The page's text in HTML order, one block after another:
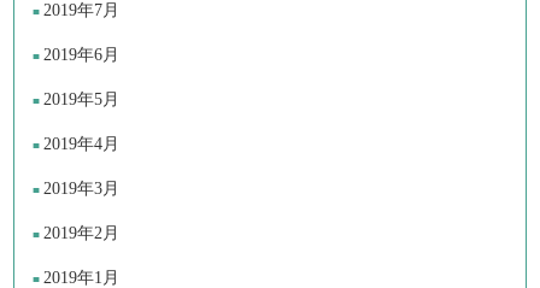
2019年7月
2019年6月
2019年5月
2019年4月
2019年3月
2019年2月
2019年1月